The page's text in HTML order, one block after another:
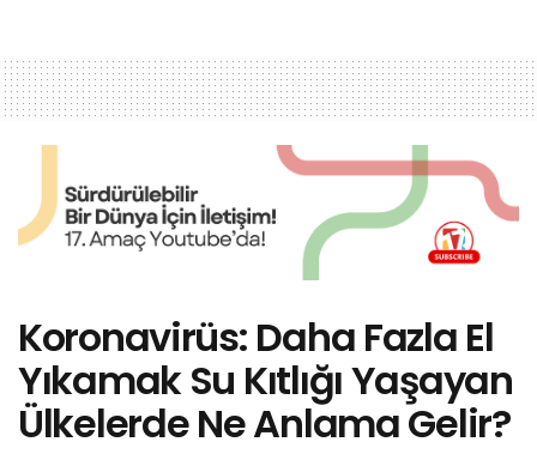
Koronavirüs: Daha Fazla El
Yıkamak Su Kıtlığı Yaşayan
Ülkelerde Ne Anlama Gelir?